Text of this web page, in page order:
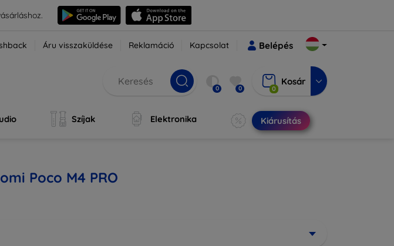
Áru visszaküldése Reklamáció Kapcsolat Belépés
0 0 0
Kosár
Szíjak Elektronika Kiárusítás
Poco M4 PRO